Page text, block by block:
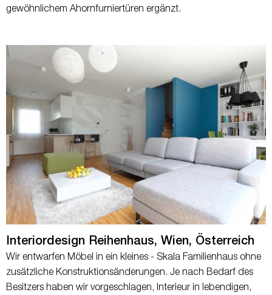
gewöhnlichem Ahornfurniertüren ergänzt.
Interiordesign Reihenhaus, Wien, Österreich
Wir entwarfen Möbel in ein kleines - Skala Familienhaus ohne
zusätzliche Konstruktionsänderungen. Je nach Bedarf des
Besitzers haben wir vorgeschlagen, Interieur in lebendigen,